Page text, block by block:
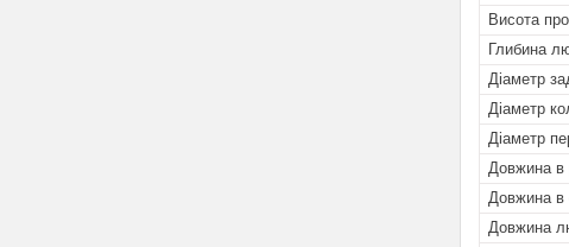
Висота
Глибина
Діаметр
Діаметр
Діаметр
Довжина в
Довжина в
Довжина